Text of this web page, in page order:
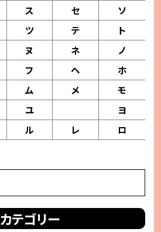
ス セ
ソ
ツ テ
ト
ヌ ネ
ノ
フ ヘ
ホ
ム メ
モ
ユ
ヨ
ル レ
ロ
カテゴリー